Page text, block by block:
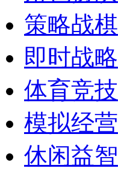
策略战棋
即时战略
体育竞技
模拟经营
休闲益智